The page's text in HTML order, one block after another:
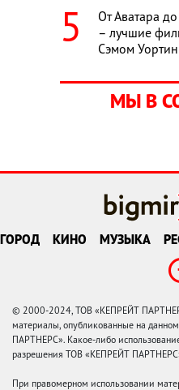
От Аватара
– лучшие
Сэмом
МЫ В
ГОРОД КИНО МУЗЫКА
© 2000-2024, ТОВ «КЕПРЕЙТ
материалы, опубликованные на
ПАРТНЕРС». Какое-либо
разрешения ТОВ «КЕПРЕЙТ
При правомерном использовании